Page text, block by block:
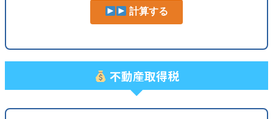
計算する
不動産取得税